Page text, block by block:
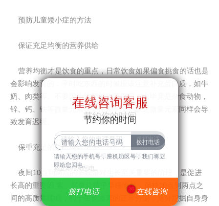
预防儿童矮小症的方法
保证充足均衡的营养供给
营养均衡才是饮食的重点，日常饮食如果偏食挑食的话也是
会影响发育的，平时吃东西的时候应该注意补充蛋白质，如牛
奶、肉类等。不要因为怕胖就吃菜度日，人毕竟是杂食动物，
锌、钙、铁等微量元素也要注意补充，缺乏微量元素同样会导
致发育迟缓。
保重充足的睡眠同样重要
夜间10点到两点的睡眠是对生长至关重要的阶段，是促进
长高的重要因 素。尽量让孩子早睡晚起，保持10点到两点之
间的高质量睡眠，利于生长激素的正常分泌，充分挖掘自身身
在线咨询客服
节约你的时间
请输入您的手机号，座机加区号，我们
将立即给您回电。
拨打电话 30 在线咨询
在线咨询客服
节约你的时间
请输入您的手机号，座机加区号，我们将立
即给您回电。
拨打电话 在线咨询